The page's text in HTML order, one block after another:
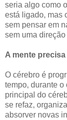
seria algo como
está ligado, mas
sem pensar em
sem uma
A mente
O cérebro é
tempo, durante
principal do
se refaz,
absorver novas